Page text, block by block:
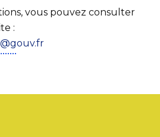
vous pouvez consulter
: